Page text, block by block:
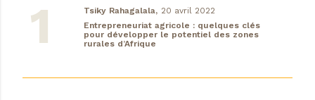
Tsiky Rahagalala, 20 avril 2022
Entrepreneuriat agricole : quelques clés
pour développer le potentiel des zones
rurales d’Afrique